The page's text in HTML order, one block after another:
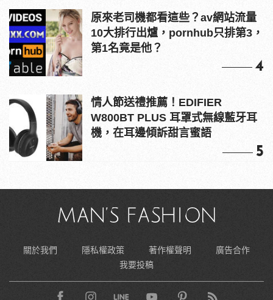
原來老司機都看這些？av網站流量
10大排行出爐，pornhub只排第3，
第1名竟是他？
4
情人節送禮推薦！EDIFIER
W800BT PLUS 耳罩式無線藍牙耳
機，在耳邊傾訴甜言蜜語
5
關於我們 隱私權政策 著作權聲明
廣告合作
我要投稿